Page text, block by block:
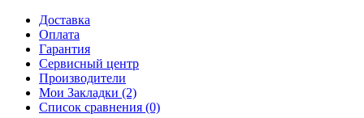
Доставка
Оплата
Гарантия
Сервисный центр
Производители
Мои Закладки (2)
Список сравнения (0)